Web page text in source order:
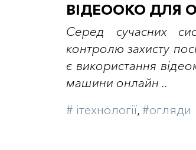
ВІДЕООКО ДЛЯ
Серед сучасних
контролю захисту
є використання
машини онлайн ..
# iтехнології, #огляди